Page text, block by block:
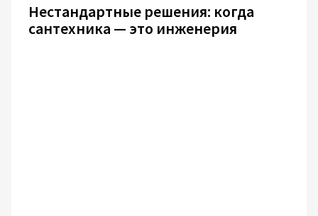
Нестандартные решения: когда
сантехника — это инженерия